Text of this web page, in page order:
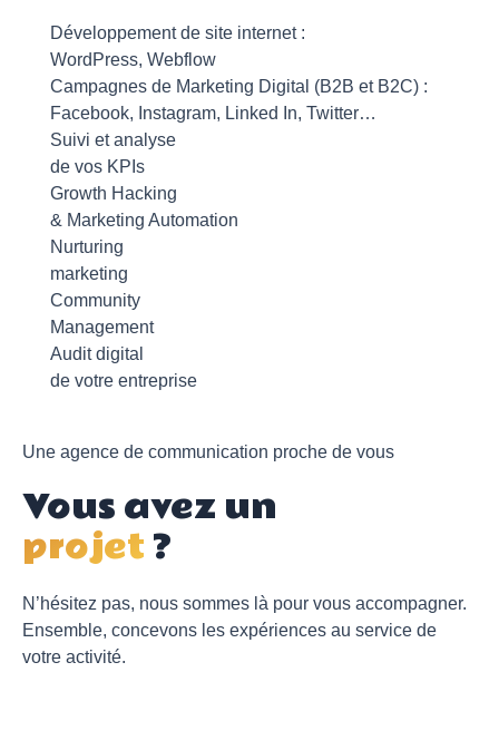
Développement de site internet :
WordPress, Webflow
Campagnes de Marketing Digital (B2B et B2C) :
Facebook, Instagram, Linked In, Twitter…
Suivi et analyse
de vos KPIs
Growth Hacking
& Marketing Automation
Nurturing
marketing
Community
Management
Audit digital
de votre entreprise
Une agence de communication proche de vous
Vous avez un
projet?
N’hésitez pas, nous sommes là pour vous accompagner.
Ensemble, concevons les expériences au service de
votre activité.